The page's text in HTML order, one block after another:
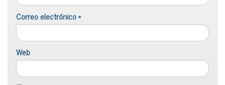
Correo electrónico*
Web